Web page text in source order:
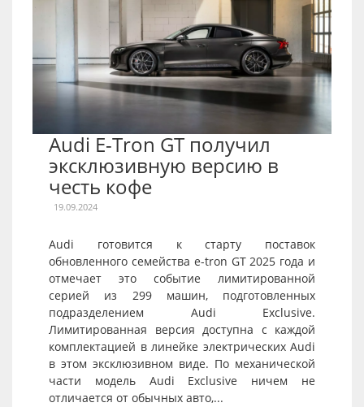
Audi E-Tron GT получил
эксклюзивную версию в
честь кофе
19.09.2024
Audi готовится к старту поставок
обновленного семейства e-tron GT 2025 года и
отмечает это событие лимитированной
серией из 299 машин, подготовленных
подразделением Audi Exclusive.
Лимитированная версия доступна с каждой
комплектацией в линейке электрических Audi
в этом эксклюзивном виде. По механической
части модель Audi Exclusive ничем не
отличается от обычных авто,...